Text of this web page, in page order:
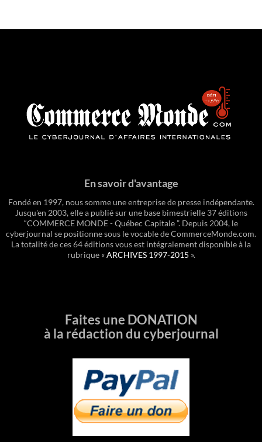
En savoir d'avantage
Fondé en 1997, nous somme une entreprise de presse indépendante.
Jusqu'en 2003, elle a publié sur une base bimestrielle 37 éditions
“COMMERCE MONDE - Québec Capitale ”. Depuis 2004, le
cyberjournal se positionne sous le vocable de CommerceMonde.com.
La totalité de ces 64 éditions vous est intégralement disponible à la
rubrique «ARCHIVES 1997-2015 ».
Faites une DONATION
à la rédaction du cyberjournal